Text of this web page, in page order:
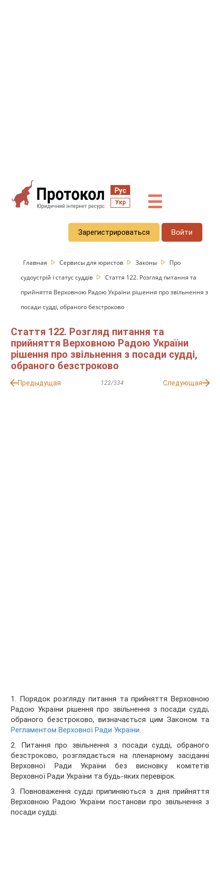
Рус
Укр ☰
Зарегистрироваться Войти
Главная Сервисы для юристов Законы
Про
судоустрій і статус суддів
Стаття 122. Розгляд питання та
прийняття Верховною Радою України рішення про звільнення з
посади судді, обраного безстроково
Стаття 122. Розгляд питання та
прийняття Верховною Радою України
рішення про звільнення з посади судді,
обраного безстроково
Предыдущая 122/334 Следующая
1. Порядок розгляду питання та прийняття Верховною
Радою України рішення про звільнення з посади судді,
обраного безстроково, визначається цим Законом та
Регламентом Верховної Ради України.
2. Питання про звільнення з посади судді, обраного
безстроково, розглядається на пленарному засіданні
Верховної Ради України без висновку комітетів
Верховної Ради України та будь-яких перевірок.
3. Повноваження судді припиняються з дня прийняття
Верховною Радою України постанови про звільнення з
посади судді.